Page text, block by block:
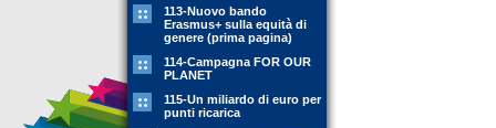
113-Nuovo bando
Erasmus+ sulla equità di
genere (prima pagina)
114-Campagna FOR OUR
PLANET
115-Un miliardo di euro per
punti ricarica